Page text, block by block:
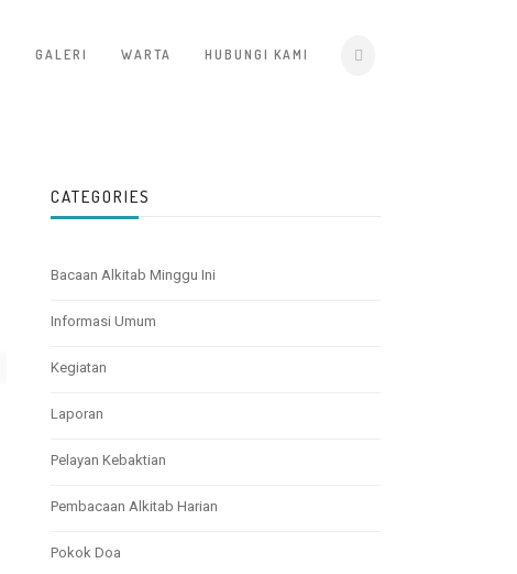
GALERI WARTA HUBUNGI KAMI
CATEGORIES
Bacaan Alkitab Minggu Ini
Informasi Umum
Kegiatan
Laporan
Pelayan Kebaktian
Pembacaan Alkitab Harian
Pokok Doa